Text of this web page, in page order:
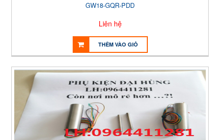
GW18-GQR-PDD
Liên hệ
THÊM VÀO GIỎ